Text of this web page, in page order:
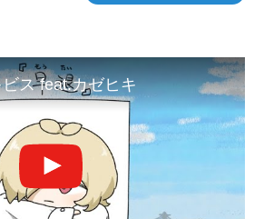
ス feat.カゼヒキ